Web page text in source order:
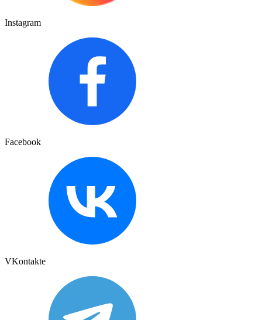
Instagram
Facebook
VKontakte